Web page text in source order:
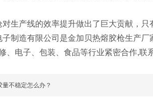
产线的效率提升做出了巨大贡献，只
制造有限公司是金加贝热熔胶枪生产
、电子、包装、食品等行业紧密合作,联
不稳定怎么办？